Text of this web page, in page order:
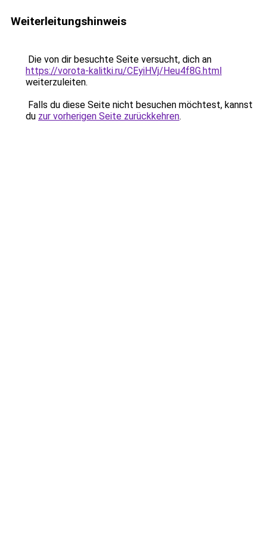
Weiterleitungshinweis
Die von dir besuchte Seite versucht, dich an
https://vorota-kalitki.ru/CEyiHVj/Heu4f8G.html
weiterzuleiten.
Falls du diese Seite nicht besuchen möchtest, kannst
du zur vorherigen Seite zurückkehren.